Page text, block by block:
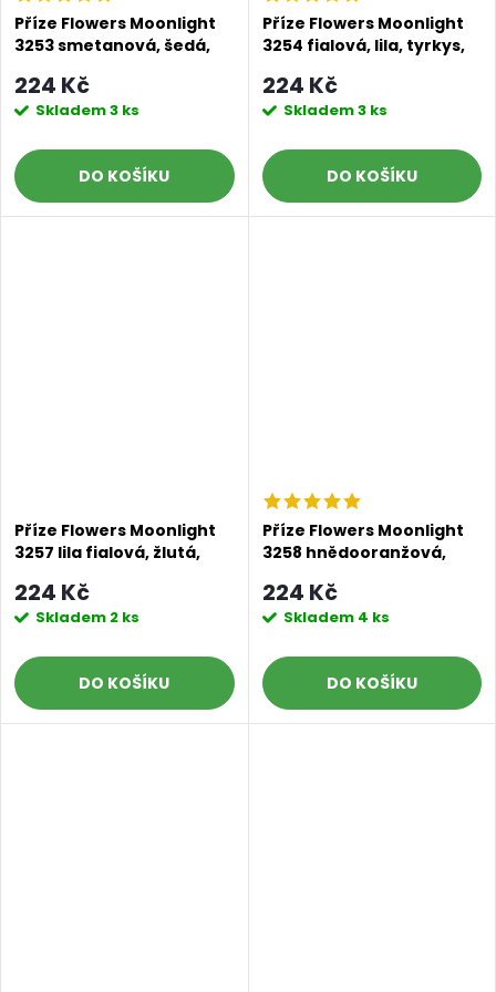
Příze Flowers Moonlight
3253 smetanová, šedá,
224 Kč
Skladem3 ks
DO KOŠÍKU
Příze Flowers Moonlight
3254 fialová, lila, tyrkys,
224 Kč
Skladem3 ks
DO KOŠÍKU
Příze Flowers Moonlight
3257 lila fialová, žlutá,
224 Kč
Skladem 2 ks
DO KOŠÍKU
Příze Flowers Moonlight
3258 hnědooranžová,
224 Kč
Skladem 4 ks
DO KOŠÍKU